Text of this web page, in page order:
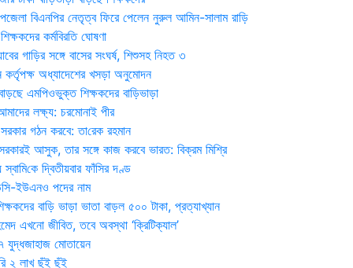
বিএনপির নেতৃত্ব ফিরে পেলেন নুরুল আমিন-সালাম রাড়ি
কর্মবিরতি ঘোষণা
গাড়ির সঙ্গে বাসের সংঘর্ষ, শিশুসহ নিহত ৩
কর্তৃপক্ষ অধ্যাদেশের খসড়া অনুমোদন
এমপিওভুক্ত শিক্ষকদের বাড়িভাড়া
লক্ষ্য: চরমোনাই পীর
গঠন করবে: তা‌রেক রহমান
আসুক, তার সঙ্গে কাজ করবে ভারত: বিক্রম মিশ্রি
দ্বিতীয়বার ফাঁসির দণ্ড
ইউএনও পদের নাম
বাড়ি ভাড়া ভাতা বাড়ল ৫০০ টাকা, প্রত্যাখ্যান
এখনো জীবিত, তবে অবস্থা ‘ক্রিটিক্যাল’
যুদ্ধজাহাজ মোতায়েন
২ লাখ ছুঁই ছুঁই